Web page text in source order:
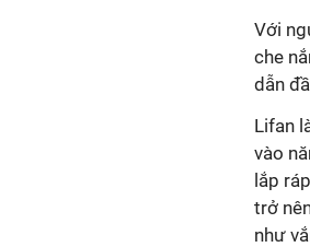
Với
che
dẫn
Lifan
vào
lắp
trở
như